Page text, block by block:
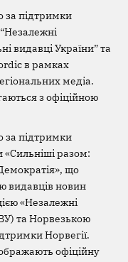
за підтримки
“Незалежні
видавці України” та
в рамках
медіа.
з офіційною
за підтримки
разом:
що
видавців новин
«Незалежні
та Норвезькою
Норвегії.
офіційну